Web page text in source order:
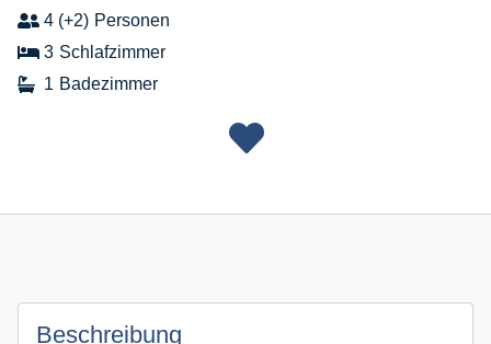
Personen
4 (+2)
Schlafzimmer
3
Badezimmer
1
Beschreibung